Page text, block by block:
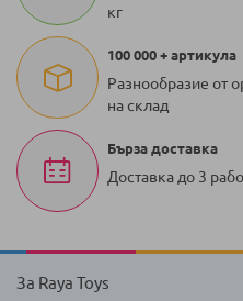
кг
100 000 + артикула
Разнообразие от
на склад
Бърза доставка
Доставка до 3
За Raya Toys